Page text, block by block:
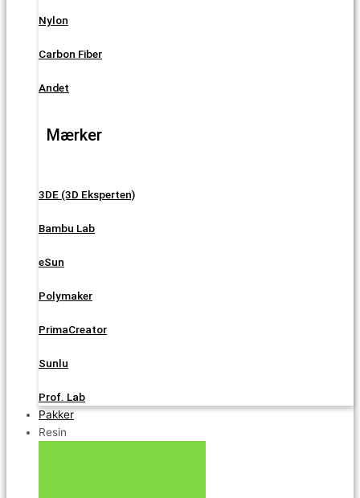
Nylon
Carbon Fiber
Andet
Mærker
3DE (3D Eksperten)
Bambu Lab
eSun
Polymaker
PrimaCreator
Sunlu
Prof. Lab
Pakker
Resin